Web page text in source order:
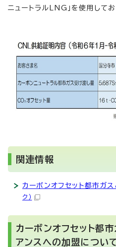
ニュートラルLNG」を使用してお
関連情報
カーボンオフセット都市ガス
ク）
カーボンオフセット都
アンスへの加盟につい